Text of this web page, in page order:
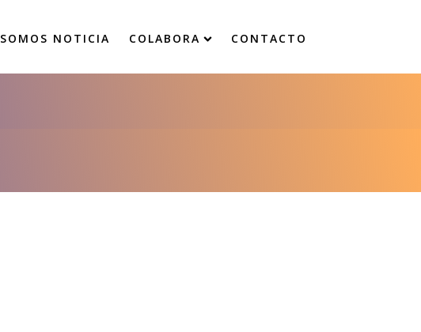
SOMOS NOTICIA COLABORA CONTACTO